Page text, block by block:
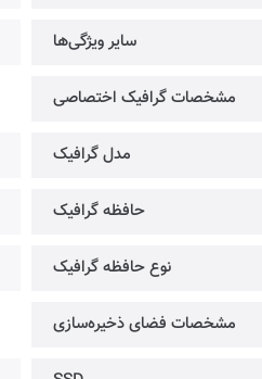
سایر ویژگی‌ها
مشخصات گرافیک اختصاصی
مدل گرافیک
حافظه گرافیک
نوع حافظه گرافیک
مشخصات فضای ذخیره‌سازی